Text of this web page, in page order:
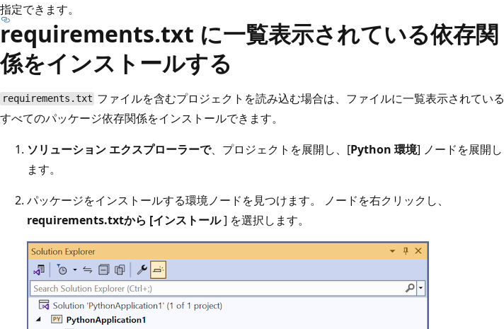
指定できます。
requirements.txt に一覧表示されている依存関
係をインストールする
requirements.txt ファイルを含むプロジェクトを読み込む場合は、ファイルに一覧表示されている
すべてのパッケージ依存関係をインストールできます。
ソリューション エクスプローラーで、プロジェクトを展開し、[Python 環境] ノードを展開し
ます。
パッケージをインストールする環境ノードを見つけます。 ノードを右クリックし、
requirements.txtから [インストール] を選択します。